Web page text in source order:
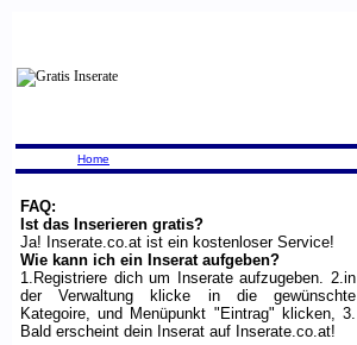
Home
FAQ:
Ist das Inserieren gratis?
Ja! Inserate.co.at ist ein kostenloser Service!
Wie kann ich ein Inserat aufgeben?
1.Registriere dich um Inserate aufzugeben. 2.in
der Verwaltung klicke in die gewünschte
Kategoire, und Menüpunkt "Eintrag" klicken, 3.
Bald erscheint dein Inserat auf Inserate.co.at!